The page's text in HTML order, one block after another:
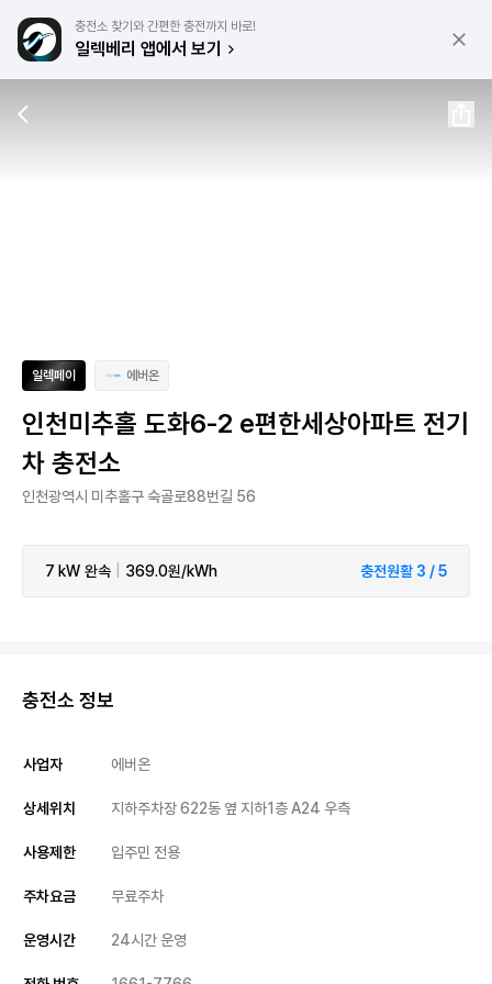
충전소 찾기와 간편한 충전까지 바로!
일렉베리 앱에서 보기
일렉페이 에버온
인천미추홀 도화6-2 e편한세상아파트 전기
차 충전소
인천광역시 미추홀구 숙골로88번길 56
7 kW 완속 369.0원/kWh 충전원활 3 / 5
충전소 정보
사업자 에버온
상세위치 지하주차장 622동 옆 지하1층 A24 우측
사용제한 입주민 전용
주차요금 무료주차
운영시간 24시간 운영